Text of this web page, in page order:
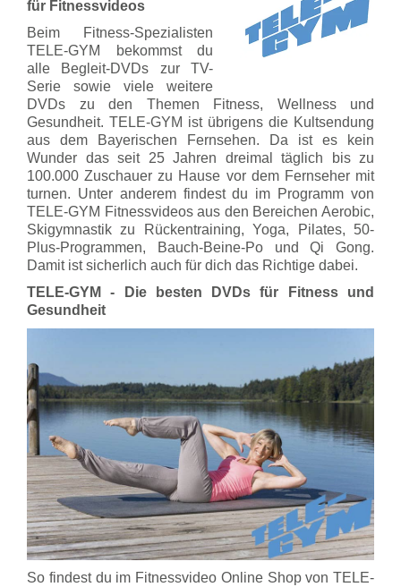
für Fitnessvideos
Beim Fitness-Spezialisten
TELE-GYM bekommst du
alle Begleit-DVDs zur TV-
Serie sowie viele weitere
DVDs zu den Themen Fitness, Wellness und
Gesundheit. TELE-GYM ist übrigens die Kultsendung
aus dem Bayerischen Fernsehen. Da ist es kein
Wunder das seit 25 Jahren dreimal täglich bis zu
100.000 Zuschauer zu Hause vor dem Fernseher mit
turnen. Unter anderem findest du im Programm von
TELE-GYM Fitnessvideos aus den Bereichen Aerobic,
Skigymnastik zu Rückentraining, Yoga, Pilates, 50-
Plus-Programmen, Bauch-Beine-Po und Qi Gong.
Damit ist sicherlich auch für dich das Richtige dabei.
TELE-GYM - Die besten DVDs für Fitness und
Gesundheit
So findest du im Fitnessvideo Online Shop von TELE-